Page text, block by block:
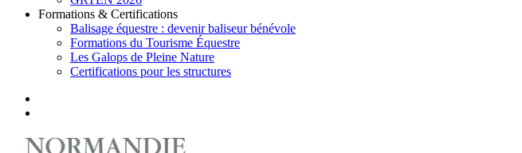
Formations & Certifications
Balisage équestre : devenir baliseur bénévole
Formations du Tourisme Équestre
Les Galops de Pleine Nature
Certifications pour les structures